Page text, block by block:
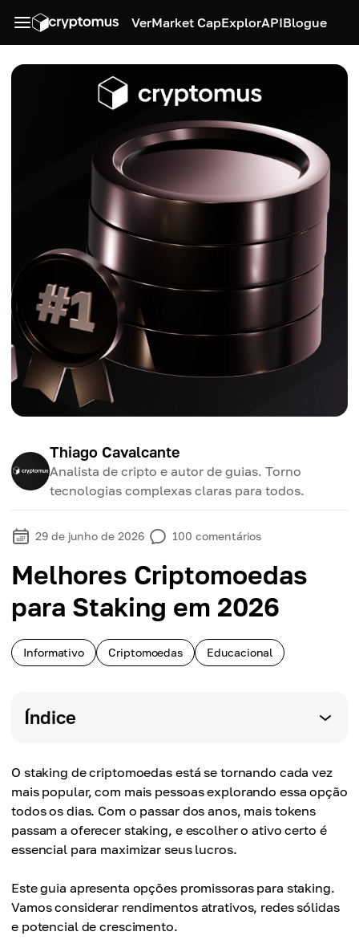
VerMarket CapExplorAPIBlogue
Thiago Cavalcante
Analista de cripto e autor de guias. Torno
tecnologias complexas claras para todos.
29 de junho de 2026 100 comentários
Melhores Criptomoedas
para Staking em 2026
Informativo Criptomoedas Educacional
Índice
O staking de criptomoedas está se tornando cada vez
mais popular, com mais pessoas explorando essa opção
todos os dias. Com o passar dos anos, mais tokens
passam a oferecer staking, e escolher o ativo certo é
essencial para maximizar seus lucros.
Este guia apresenta opções promissoras para staking.
Vamos considerar rendimentos atrativos, redes sólidas
e potencial de crescimento.